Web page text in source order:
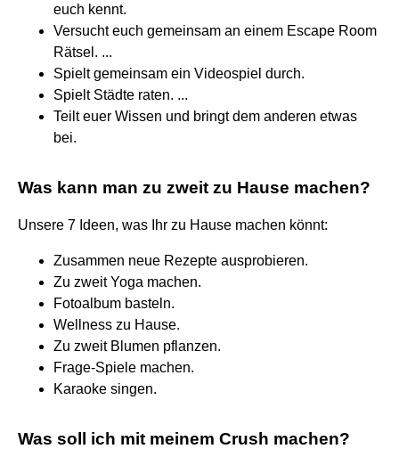
euch kennt.
Versucht euch gemeinsam an einem Escape Room
Rätsel. ...
Spielt gemeinsam ein Videospiel durch.
Spielt Städte raten. ...
Teilt euer Wissen und bringt dem anderen etwas
bei.
Was kann man zu zweit zu Hause machen?
Unsere 7 Ideen, was Ihr zu Hause machen könnt:
Zusammen neue Rezepte ausprobieren.
Zu zweit Yoga machen.
Fotoalbum basteln.
Wellness zu Hause.
Zu zweit Blumen pflanzen.
Frage-Spiele machen.
Karaoke singen.
Was soll ich mit meinem Crush machen?